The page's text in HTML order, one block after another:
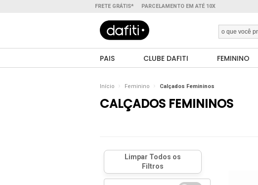
FRETE GRÁTIS* PARCELAMENTO EM ATÉ 10X
PAIS CLUBE DAFITI FEMININO
Início Feminino Calçados Femininos
CALÇADOS FEMININOS